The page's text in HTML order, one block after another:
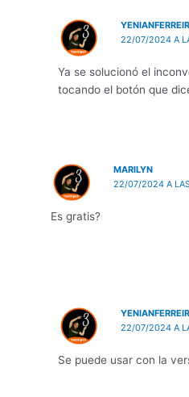
22/07/2024 A
Ya se solucionó el
tocando el botón que
MARILYN
22/07/2024 A
Es gratis?
22/07/2024 A
Se puede usar con la